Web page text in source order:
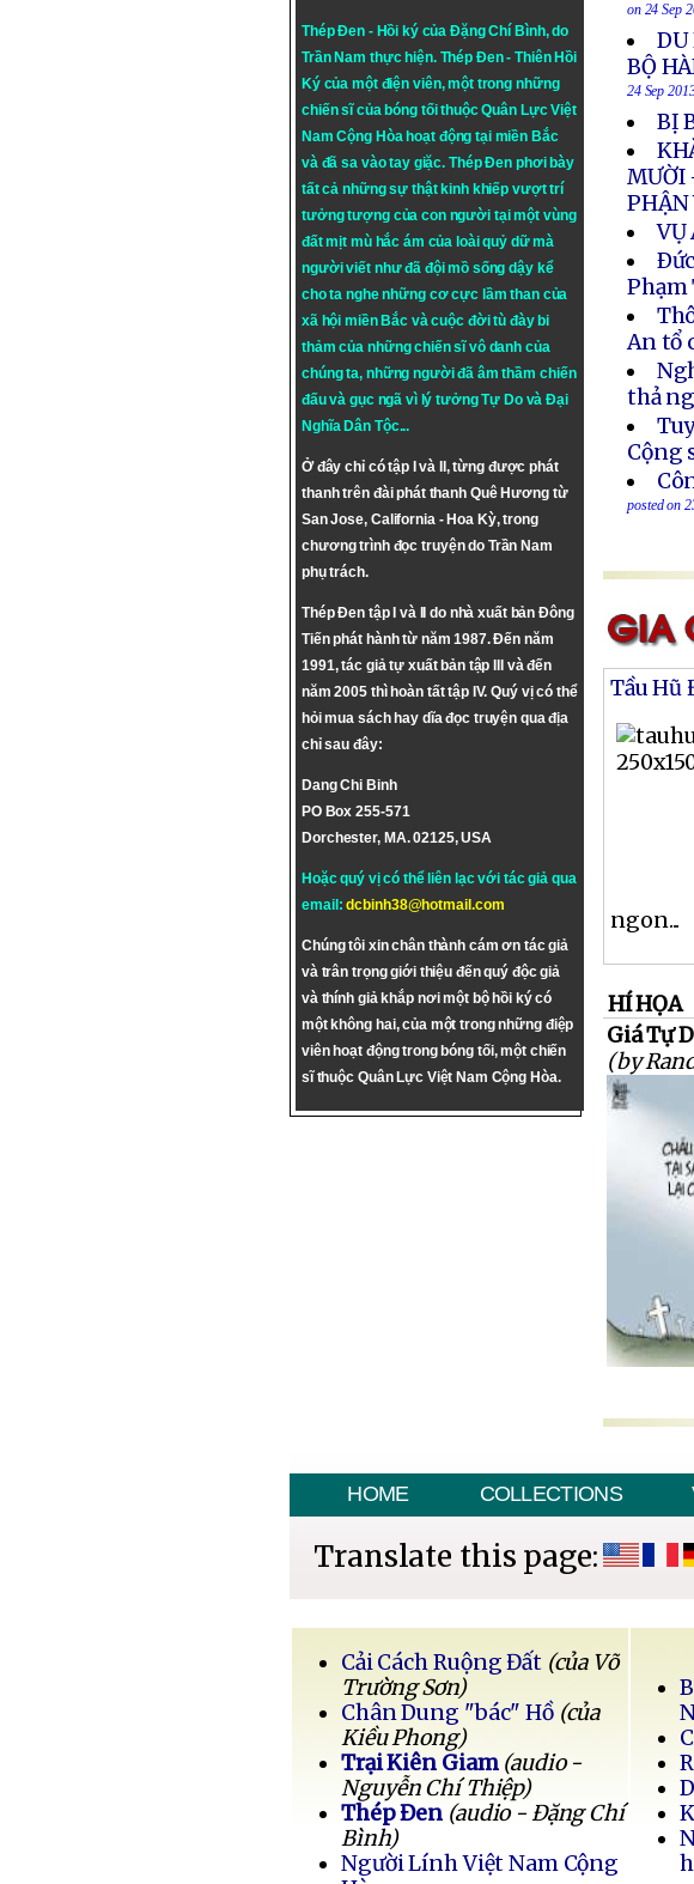
Thép Đen - Hồi ký của Đặng Chí Bình, do
Trần Nam thực hiện. Thép Đen- Thiên Hồi
Ký của một điện viên, một trong những
chiến sĩ của bóng tối thuộc Quân Lực Việt
Nam Cộng Hòa hoạt động tại miền Bắc
và đã sa vào tay giặc. Thép Đen phơi bày
tất cả những sự thật kinh khiếp vượt trí
tưởng tượng của con người tại một vùng
đất mịt mù hắc ám của loài quỷ dữ mà
người viết như đã đội mồ sống dậy kể
cho ta nghe những cơ cực lầm than của
xã hội miền Bắc và cuộc đời tù đày bi
thảm của những chiến sĩ vô danh của
chúng ta, những người đã âm thầm chiến
đấu và gục ngã vì lý tưởngTự DovàĐại
Nghĩa Dân Tộc...
Ở đây chỉ có tập I và II, từng được phát
thanh trên đài phát thanh Quê Hương từ
San Jose, California - Hoa Kỳ, trong
chương trình đọc truyện do Trần Nam
phụ trách.
Thép Đen tập I và II do nhà xuất bản Đông
Tiến phát hành từ năm 1987. Đến năm
1991, tác giả tự xuất bản tập III và đến
năm 2005 thì hoàn tất tập IV. Quý vị có thể
hỏi mua sách hay dĩa đọc truyện qua địa
chỉ sau đây:
Dang Chi Binh
PO Box 255-571
Dorchester, MA. 02125, USA
Hoặc quý vị có thể liên lạc với tác giả qua
email:dcbinh38@hotmail.com
Chúng tôi xin chân thành cám ơn tác giả
và trân trọng giới thiệu đến quý độc giả
và thính giả khắp nơi một bộ hồi ký có
một không hai, của một trong những điệp
viên hoạt động trong bóng tối, một chiến
sĩ thuộc Quân Lực Việt Nam Cộng Hòa.
on 24 Sep
DU
BỘ
24 Sep
BỊ
MƯỜI
VỤ
Phạm
An tổ
thả
Cộng
posted on
Tầu Hũ
ngon...
HÍ HỌA
Giá Tự
(by
HOME COLLECTIONS
Translate this page:
Cải Cách Ruộng Đất (của Võ
Trường Sơn)
Chân Dung "bác" Hồ (của
Kiều Phong)
Trại Kiên Giam (audio -
Nguyễn Chí Thiệp)
Thép Đen (audio - Đặng Chí
Bình)
Người Lính Việt Nam Cộng